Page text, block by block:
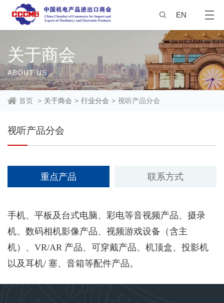
EN
关于商会
ABOUT US
首页 > 关于商会 > 行业分会 > 视听产品分会
视听产品分会
重点产品 联系方式
手机、平板及台式电脑、彩电等音视频产品、摄录
机、数码相机影像产品、视频游戏设备（含主
机）、VR/AR 产品、可穿戴产品、机顶盒、投影机
以及耳机/ 塞、音箱等配件产品。